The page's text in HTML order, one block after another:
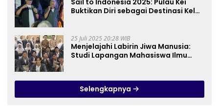
Sail to Indonesia 2025: Pulau Kei
Buktikan Diri sebagai Destinasi Kelas
25 Juli 2025 20:28 WIB
Menjelajahi Labirin Jiwa Manusia:
Studi Lapangan Mahasiswa Ilmu
Selengkapnya